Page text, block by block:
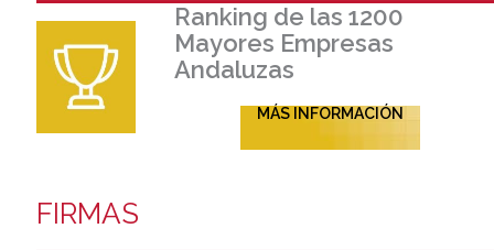
Ranking de las 1200
Mayores Empresas
Andaluzas
MÁS INFORMACIÓN
FIRMAS